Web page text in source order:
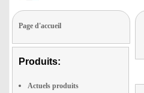
Page d'accueil
Produits:
Actuels produits